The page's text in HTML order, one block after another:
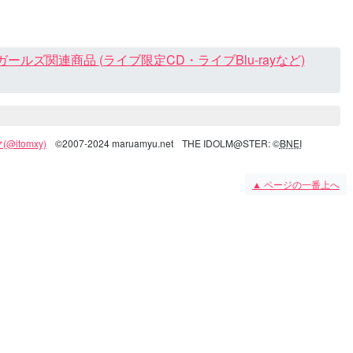
ルズ関連商品 (ライブ限定CD・ライブBlu-rayなど)
(@itomxy) ©2007-2024 maruamyu.net THE IDOLM@STER: ©BNEI
▲ ページの一番上へ